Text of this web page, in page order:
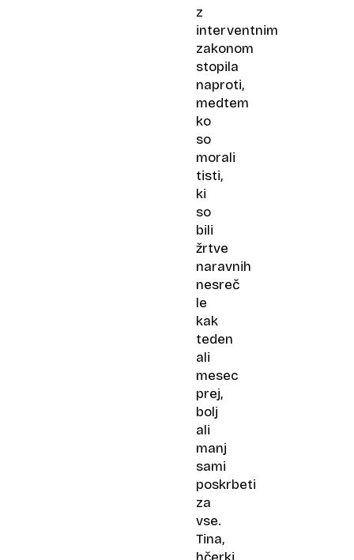
z
interventnim
zakonom
stopila
naproti,
medtem
ko
so
morali
tisti,
ki
so
bili
žrtve
naravnih
nesreč
le
kak
teden
ali
mesec
prej,
bolj
ali
manj
sami
poskrbeti
za
vse.
Tina,